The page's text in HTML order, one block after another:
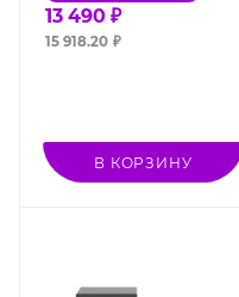
13 490 ₽
15 918.20 ₽
В КОРЗИНУ